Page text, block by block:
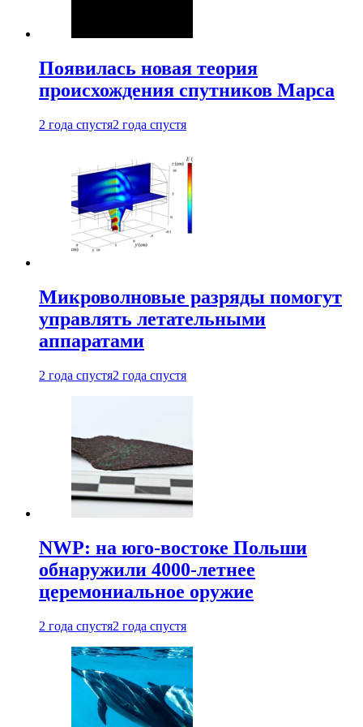
Появилась новая теория
происхождения спутников Марса
2 года спустя2 года спустя
Микроволновые разряды помогут
управлять летательными
аппаратами
2 года спустя2 года спустя
NWP: на юго-востоке Польши
обнаружили 4000-летнее
церемониальное оружие
2 года спустя2 года спустя